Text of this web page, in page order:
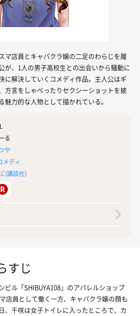
マ店員とキャバクラ嬢の二足のわらじを履
が、1人の男子高校生との出会いから騒動に
に解決していくコメディ作品。主人公はギ
方言をしゃべったりセクシーショットを披
魅力的な人物として描かれている。
る
や
メディ
講談社)
すじ
ビル「SHIBUYA108」のアパレルショップ
店員として働く一方、キャバクラ嬢の顔も
、千咲は女子トイレに入ったところで、カ